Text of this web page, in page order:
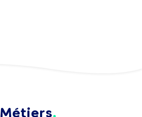
Métiers